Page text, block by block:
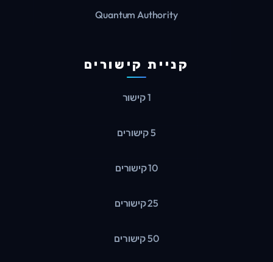
Quantum Authority
קניית קישורים
1 קישור
5 קישורים
10 קישורים
25 קישורים
50 קישורים